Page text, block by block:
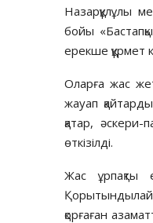
Назарқұлұлы
бойы
ерекше құрмет
Оларға жас
жауап
қатар,
өткізілді.
Жас ұрпақты
Қорытындылай
қорғаған